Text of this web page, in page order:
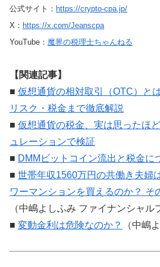
公式サイト： https://crypto-cpa.jp/
X： https://x.com/Jeanscpa
YouTube： 魔界の税理士ちゃんねる
【関連記事】
■ 仮想通貨の相対取引（OTC）と
リスク・税金まで徹底解説
■ 仮想通貨の税金、実は思ったほ
ュレーションで検証
■ DMMビットコイン流出と税金に
■ 世帯年収1560万円の共働き夫婦
ワーマンションを買えるのか？ そ
（中嶋よしふみ ファイナンシャル
■ 変動金利は危険なのか？ （中嶋